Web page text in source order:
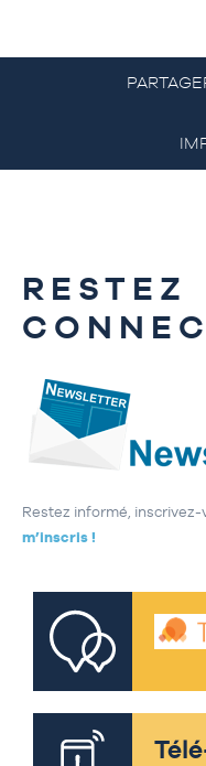
RESTEZ
Restez informé,
m’inscris !